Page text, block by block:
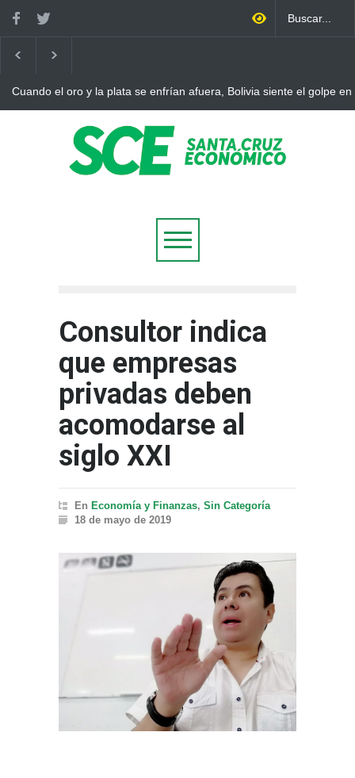
la plata se enfrían afuera, Bolivia siente el golpe en casa
Bolivia
Consultor indica
que empresas
privadas deben
acomodarse al
siglo XXI
En Economía y Finanzas, Sin Categoría
18 de mayo de 2019